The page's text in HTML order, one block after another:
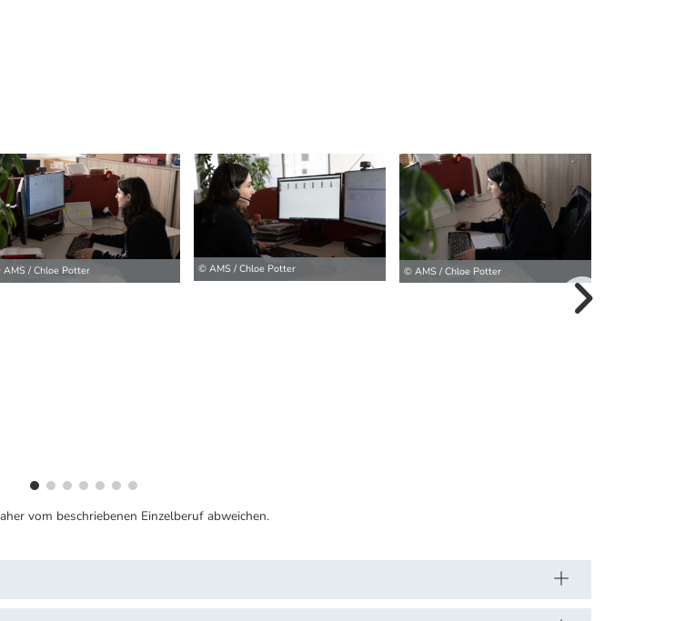
/ Chloe Potter © AMS / Chloe Potter © AMS / Chloe Potter
vom beschriebenen Einzelberuf abweichen.